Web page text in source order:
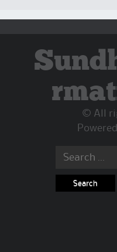
© All
Search